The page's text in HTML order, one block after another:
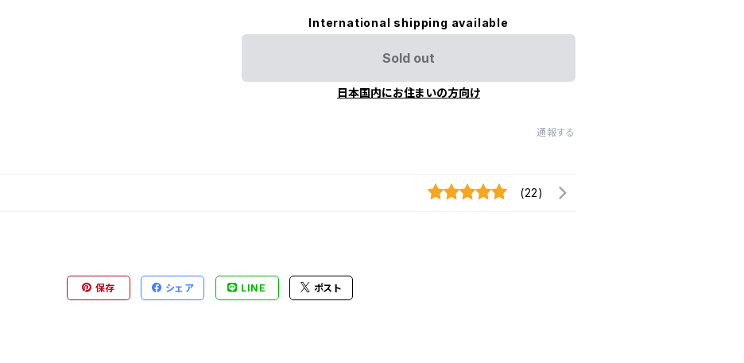
International shipping available
Sold out
日本国内にお住まいの方向け
通報する
(22)
保存 シェア LINE ポスト